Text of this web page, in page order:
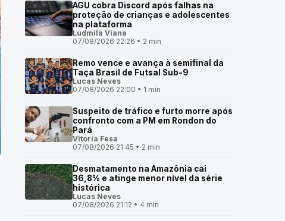
AGU cobra Discord após falhas na
proteção de crianças e adolescentes
na plataforma
Ludmila Viana
07/08/2026 22:26 • 2 min
Remo vence e avança à semifinal da
Taça Brasil de Futsal Sub-9
Lucas Neves
07/08/2026 22:00 • 1 min
Suspeito de tráfico e furto morre após
confronto com a PM em Rondon do
Pará
Vitoria Fesa
07/08/2026 21:45 • 2 min
Desmatamento na Amazônia cai
36,8% e atinge menor nível da série
histórica
Lucas Neves
07/08/2026 21:12 • 4 min